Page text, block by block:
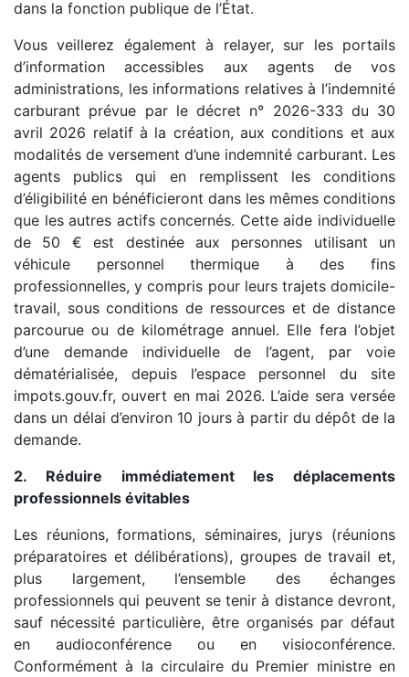
dans la fonction publique de l’État.
Vous veillerez également à relayer, sur les portails
d’information accessibles aux agents de vos
administrations, les informations relatives à l’indemnité
carburant prévue par le décret n° 2026-333 du 30
avril 2026 relatif à la création, aux conditions et aux
modalités de versement d’une indemnité carburant. Les
agents publics qui en remplissent les conditions
d’éligibilité en bénéficieront dans les mêmes conditions
que les autres actifs concernés. Cette aide individuelle
de 50 € est destinée aux personnes utilisant un
véhicule personnel thermique à des fins
professionnelles, y compris pour leurs trajets domicile-
travail, sous conditions de ressources et de distance
parcourue ou de kilométrage annuel. Elle fera l’objet
d’une demande individuelle de l’agent, par voie
dématérialisée, depuis l’espace personnel du site
impots.gouv.fr, ouvert en mai 2026. L’aide sera versée
dans un délai d’environ 10 jours à partir du dépôt de la
demande.
2. Réduire immédiatement les déplacements
professionnels évitables
Les réunions, formations, séminaires, jurys (réunions
préparatoires et délibérations), groupes de travail et,
plus largement, l’ensemble des échanges
professionnels qui peuvent se tenir à distance devront,
sauf nécessité particulière, être organisés par défaut
en audioconférence ou en visioconférence.
Conformément à la circulaire du Premier ministre en